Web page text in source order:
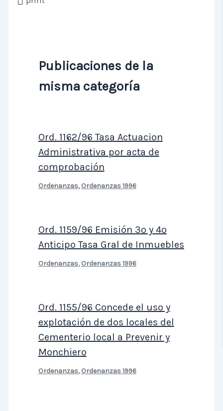
Publicaciones de la
misma categoría
Ord. 1162/96 Tasa Actuacion
Administrativa por acta de
comprobación
Ordenanzas,Ordenanzas 1996
Ord. 1159/96 Emisión 3º y 4º
Anticipo Tasa Gral de Inmuebles
Ordenanzas,Ordenanzas 1996
Ord. 1155/96 Concede el uso y
explotación de dos locales del
Cementerio local a Prevenir y
Monchiero
Ordenanzas,Ordenanzas 1996